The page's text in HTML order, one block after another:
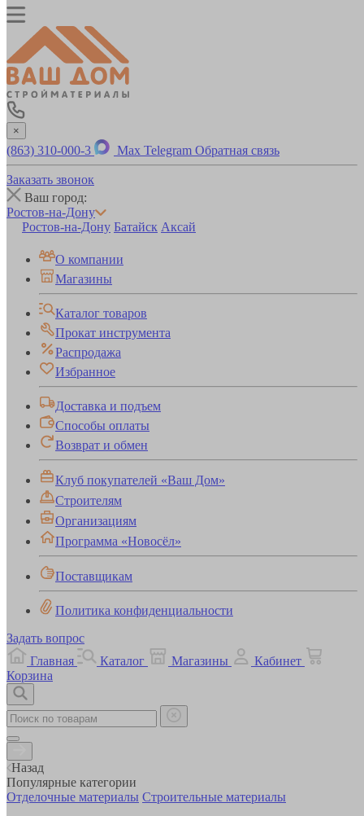
×
(863) 310-000-3 Max Telegram Обратная связь
Заказать звонок
Ваш город:
Ростов-на-Дону
Ростов-на-Дону Батайск Аксай
О компании
Магазины
Каталог товаров
Прокат инструмента
Распродажа
Избранное
Доставка и подъем
Способы оплаты
Возврат и обмен
Клуб покупателей «Ваш Дом»
Строителям
Организациям
Программа «Новосёл»
Поставщикам
Политика конфиденциальности
Задать вопрос
Главная
Каталог Магазины
Кабинет
Корзина
Назад
Популярные категории
Отделочные материалы Строительные материалы